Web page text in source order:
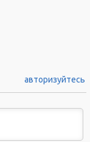
авторизуйтесь